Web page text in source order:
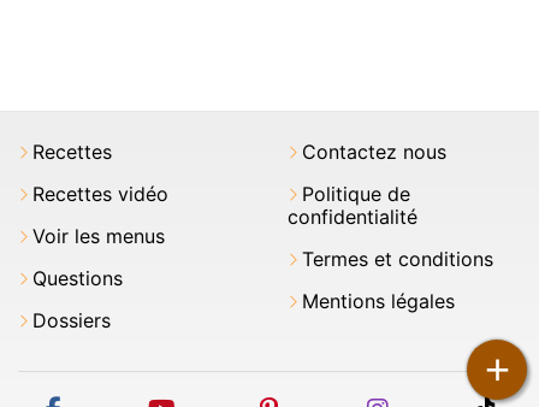
+
Recettes
Recettes vidéo
Voir les menus
Questions
Dossiers
Contactez nous
Politique de
confidentialité
Termes et conditions
Mentions légales